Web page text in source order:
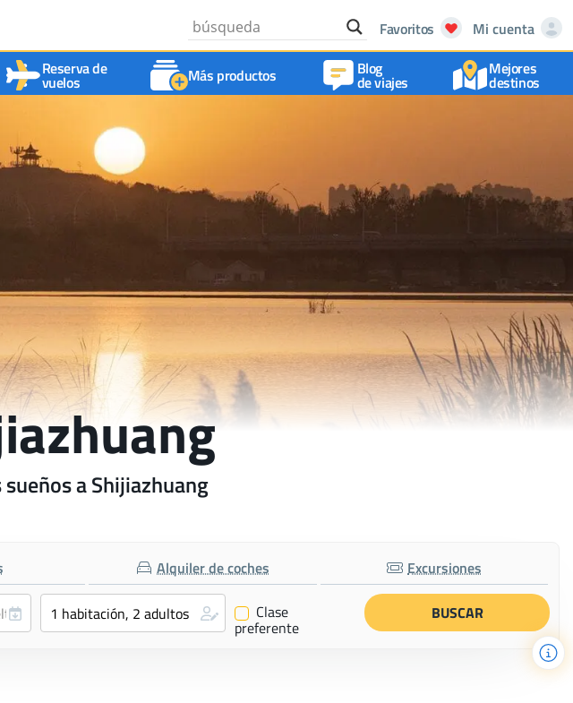
Favoritos
Mi cuenta
Reserva de
vuelos Más productos Blog
de viajes
Mejores
destinos
a Shijiazhuang
Alquiler de coches Excursiones
✔ Clase
preferente